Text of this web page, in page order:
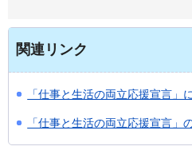
関連リンク
「仕事と生活の両立応援宣言
「仕事と生活の両立応援宣言」